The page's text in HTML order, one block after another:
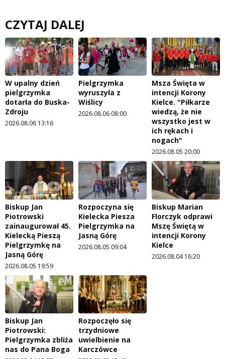
CZYTAJ DALEJ
W upalny dzień
pielgrzymka
dotarła do Buska-
Zdroju
2026.08.06 13:16
Pielgrzymka
wyruszyła z
Wiślicy
2026.08.06 08:00
Msza Święta w
intencji Korony
Kielce. "Piłkarze
wiedzą, że nie
wszystko jest w
ich rękach i
nogach"
2026.08.05 20:00
Biskup Jan
Piotrowski
zainaugurował 45.
Kielecką Pieszą
Pielgrzymkę na
Jasną Górę
2026.08.05 19:59
Rozpoczyna się
Kielecka Piesza
Pielgrzymka na
Jasną Górę
2026.08.05 09:04
Biskup Marian
Florczyk odprawi
Mszę Świętą w
intencji Korony
Kielce
2026.08.04 16:20
Biskup Jan
Piotrowski:
Pielgrzymka zbliża
nas do Pana Boga
Rozpoczęło się
trzydniowe
uwielbienie na
Karczówce